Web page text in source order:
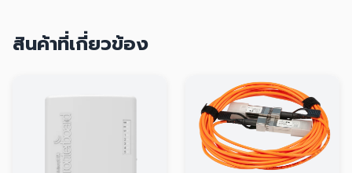
สินค้าที่เกี่ยวข้อง